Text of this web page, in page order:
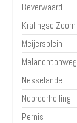
Beverwaard
Kralingse Zoom
Meijersplein
Melanchtonweg
Nesselande
Noorderhelling
Pernis